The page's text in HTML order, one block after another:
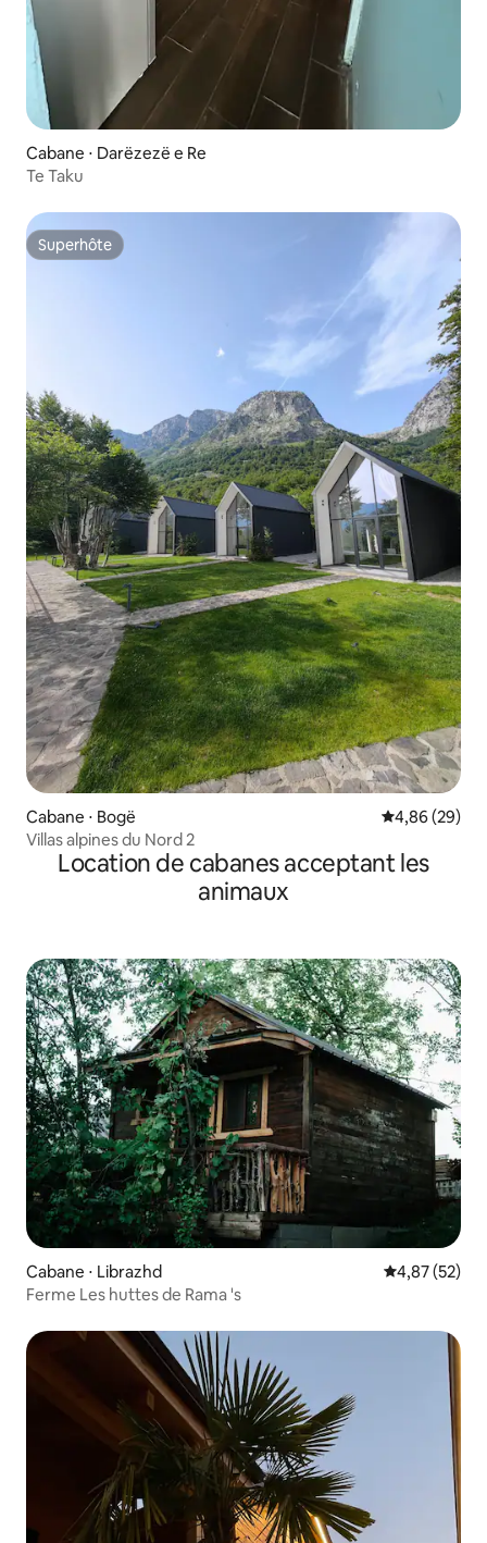
Cabane ⋅ Darëzezë e Re
Te Taku
Superhôte
Superhôte
Cabane ⋅ Bogë Évaluation
4,86 (29)
Villas alpines du Nord 2
Location de cabanes acceptant les
animaux
Cabane ⋅ Librazhd Évaluation
4,87 (52)
Ferme Les huttes de Rama 's